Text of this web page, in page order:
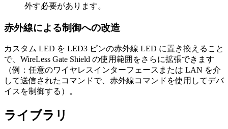
外す必要があります。
赤外線による制御への改造
カスタム LED を LED3 ピンの赤外線 LED に置き換えること
で、WireLess Gate Shield の使用範囲をさらに拡張できます
（例：任意のワイヤレスインターフェースまたは LAN を介
して送信されたコマンドで、赤外線コマンドを使用してデバ
イスを制御する）。
ライブラリ